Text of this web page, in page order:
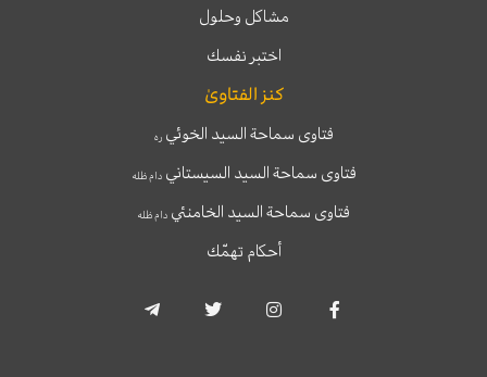
مشاكل وحلول
اختبر نفسك
كنز الفتاوىٰ
فتاوى سماحة السيد الخوئيره
فتاوى سماحة السيد السيستانيدام ظله
فتاوى سماحة السيد الخامنئي دام ظله
أحكام تهمّك
c
s
i
l